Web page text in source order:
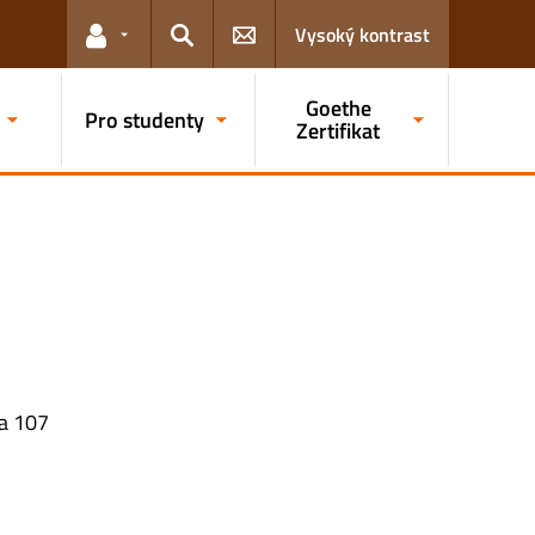
Odkazy pro uživatele
Hledat
Vysoký kontrast
Pro studenty Goethe
Zertifikat
107